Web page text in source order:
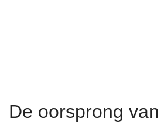
De oorsprong